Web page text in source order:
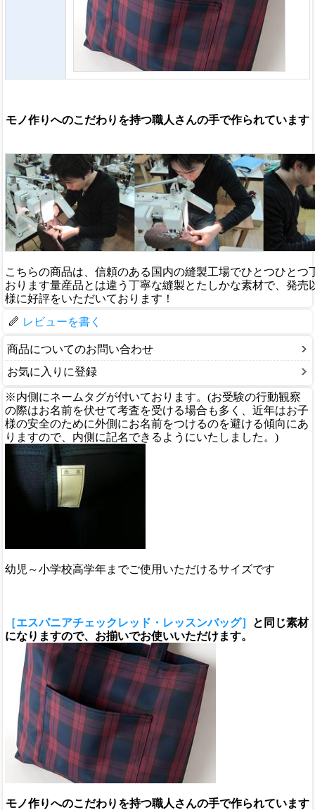
モノ作りへのこだわりを持つ職人さんの手で作られています
こちらの商品は、信頼のある国内の縫製工場でひとつひとつ
おります量産品とは違う丁寧な縫製とたしかな素材で、発売
様に好評をいただいております！
レビューを書く
商品についてのお問い合わせ
お気に入りに登録
※内側にネームタグが付いております。(お受験の行動観察
の際はお名前を伏せて考査を受ける場合も多く、近年はお子
様の安全のために外側にお名前をつけるのを避ける傾向にあ
りますので、内側に記名できるようにいたしました。)
幼児～小学校高学年までご使用いただけるサイズです
［エスパニアチェックレッド・レッスンバッグ］
と同じ素材
になりますので、お揃いでお使いいただけます。
モノ作りへのこだわりを持つ職人さんの手で作られています